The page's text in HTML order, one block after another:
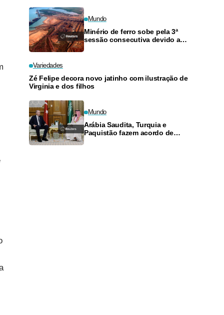
Mundo
Minério de ferro sobe pela 3ª
sessão consecutiva devido a
Variedades
Zé Felipe decora novo jatinho com ilustração de
Virginia e dos filhos
Mundo
Arábia Saudita, Turquia e
Paquistão fazem acordo de